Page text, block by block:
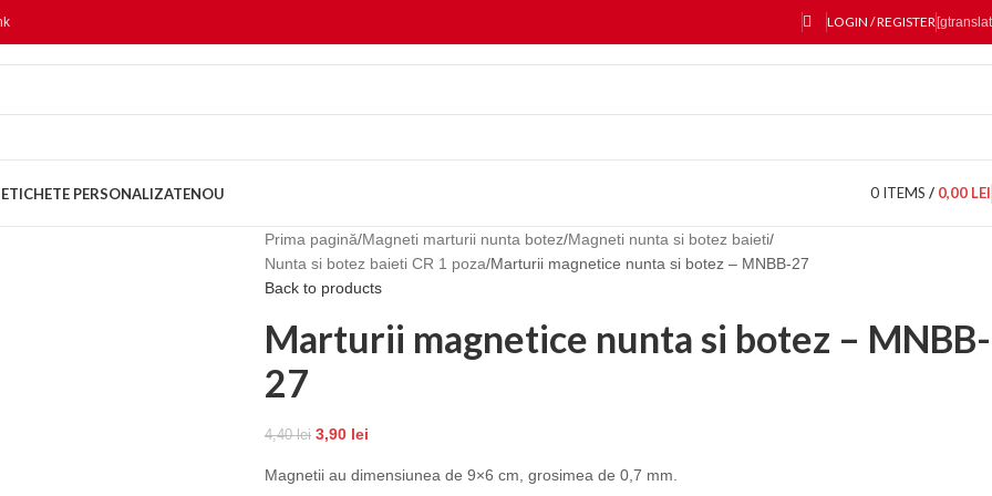
LOGIN / REGISTER
ETICHETE PERSONALIZATENOU 0 ITEMS / 0,00 LEI
Prima pagină Magneti marturii nunta botez Magneti nunta si botez baieti
Nunta si botez baieti CR 1 poza Marturii magnetice nunta si botez – MNBB-27
Back to products
Marturii magnetice nunta si botez – MNBB-
27
4,40lei 3,90 lei
Magnetii au dimensiunea de 9×6 cm, grosimea de 0,7 mm.